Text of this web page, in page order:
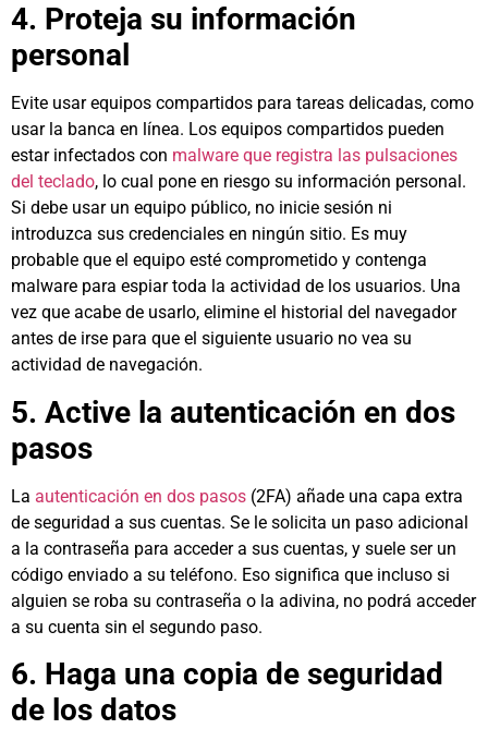
4. Proteja su información
personal
Evite usar equipos compartidos para tareas delicadas, como
usar la banca en línea. Los equipos compartidos pueden
estar infectados con malware que registra las pulsaciones
del teclado, lo cual pone en riesgo su información personal.
Si debe usar un equipo público, no inicie sesión ni
introduzca sus credenciales en ningún sitio. Es muy
probable que el equipo esté comprometido y contenga
malware para espiar toda la actividad de los usuarios. Una
vez que acabe de usarlo, elimine el historial del navegador
antes de irse para que el siguiente usuario no vea su
actividad de navegación.
5. Active la autenticación en dos
pasos
La autenticación en dos pasos (2FA) añade una capa extra
de seguridad a sus cuentas. Se le solicita un paso adicional
a la contraseña para acceder a sus cuentas, y suele ser un
código enviado a su teléfono. Eso significa que incluso si
alguien se roba su contraseña o la adivina, no podrá acceder
a su cuenta sin el segundo paso.
6. Haga una copia de seguridad
de los datos